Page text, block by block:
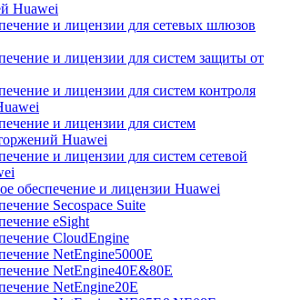
Huawei
и лицензии для сетевых шлюзов
и лицензии для систем защиты от
и лицензии для систем контроля
и лицензии для систем
Huawei
и лицензии для систем сетевой
обеспечение и лицензии Huawei
Secospace Suite
eSight
CloudEngine
NetEngine5000E
NetEngine40E&80E
NetEngine20E